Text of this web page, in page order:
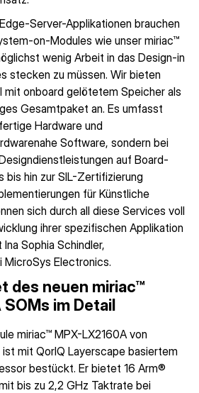
Server-Applikationen brauchen
on-Modules wie unser miriac™
wenig Arbeit in das Design-in
stecken zu müssen. Wir bieten
mit onboard gelötetem Speicher als
Gesamtpaket an. Es umfasst
Hardware und
Software, sondern bei
auf Board-
bis hin zur SIL-Zertifizierung
für Künstliche
sich durch all diese Services voll
ihrer spezifischen Applikation
Sophia Schindler,
Electronics.
des neuen miriac™
im Detail
miriac™ MPX-LX2160A von
mit QorIQ Layerscape basiertem
bestückt. Er bietet 16 Arm®
bis zu 2,2 GHz Taktrate bei